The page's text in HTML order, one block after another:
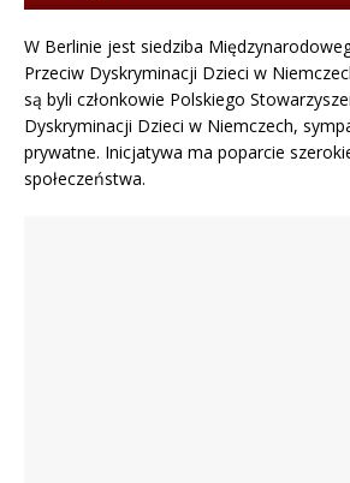
W Berlinie jest siedziba
Przeciw Dyskryminacji Dzieci w
są byli członkowie Polskiego
Dyskryminacji Dzieci w Niemczech,
prywatne. Inicjatywa ma poparcie
społeczeństwa.